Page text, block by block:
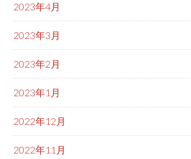
2023年4月
2023年3月
2023年2月
2023年1月
2022年12月
2022年11月